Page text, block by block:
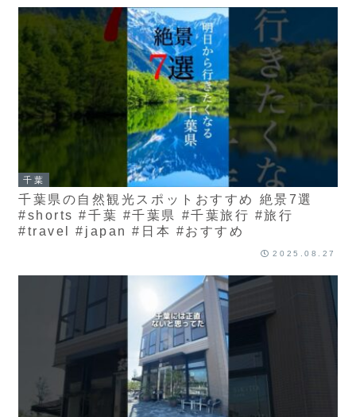
千葉
千葉県の自然観光スポットおすすめ 絶景7選
#shorts #千葉 #千葉県 #千葉旅行 #旅行
#travel #japan #日本 #おすすめ
2025.08.27